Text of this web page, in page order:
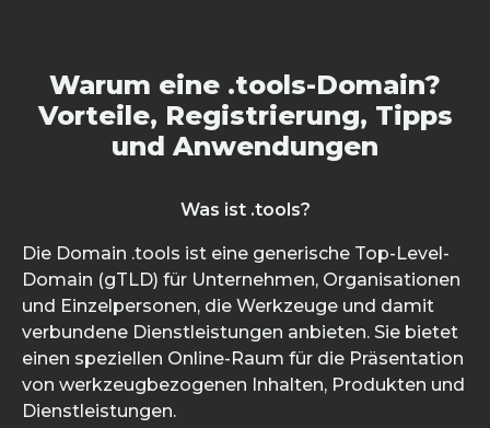
Warum eine .tools-Domain?
Vorteile, Registrierung, Tipps
und Anwendungen
Was ist .tools?
Die Domain .tools ist eine generische Top-Level-
Domain (gTLD) für Unternehmen, Organisationen
und Einzelpersonen, die Werkzeuge und damit
verbundene Dienstleistungen anbieten. Sie bietet
einen speziellen Online-Raum für die Präsentation
von werkzeugbezogenen Inhalten, Produkten und
Dienstleistungen.